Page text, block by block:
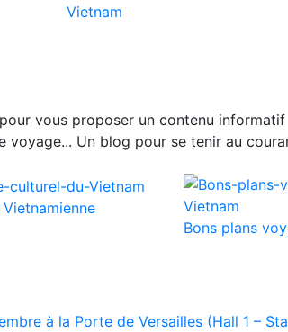
Vietnam
vous proposer un contenu informatif
voyage... Un blog pour se tenir au
Bons plans
à la Porte de Versailles (Hall 1 –